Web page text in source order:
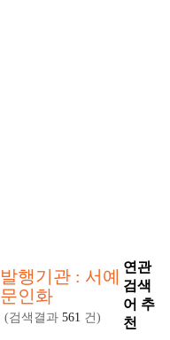
발행기관 : 서예
문인화
(검색결과 561 건)
연관
검색
어 추
천